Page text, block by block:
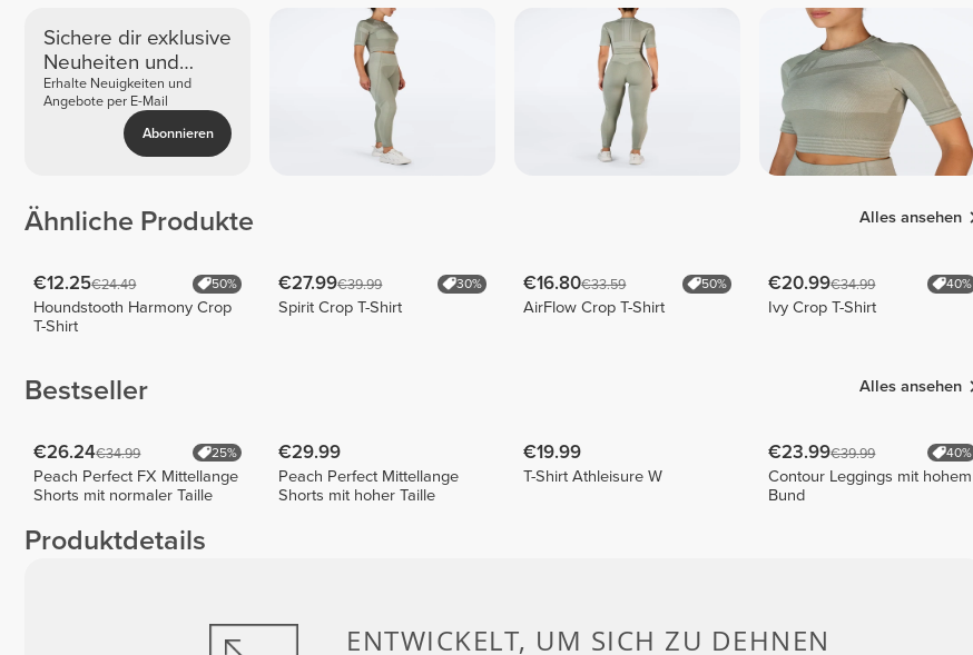
Sichere dir exklusive
Neuheiten und
Angebote
Erhalte Neuigkeiten und
Angebote per E-Mail
Abonnieren
Ähnliche Produkte Alles ansehen
€12.25€24.49 50%
Houndstooth Harmony Crop
T-Shirt
€27.99€39.99 30%
Spirit Crop T-Shirt
€16.80€33.59 50%
AirFlow Crop T-Shirt
€20.99€34.99 40%
Ivy Crop T-Shirt
Bestseller Alles ansehen
€26.24€34.99 25%
Peach Perfect FX Mittellange
Shorts mit normaler Taille
€29.99
Peach Perfect Mittellange
Shorts mit hoher Taille
€19.99
T-Shirt Athleisure W
€23.99€39.99 40%
Contour Leggings mit hohem
Bund
Produktdetails
ENTWICKELT, UM SICH ZU DEHNEN